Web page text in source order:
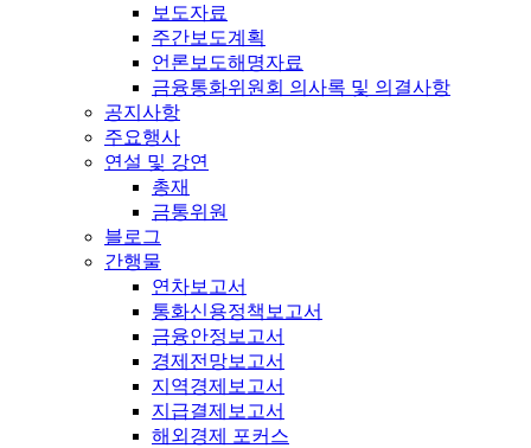
보도자료
주간보도계획
언론보도해명자료
금융통화위원회 의사록 및 의결사항
공지사항
주요행사
연설 및 강연
총재
금통위원
블로그
간행물
연차보고서
통화신용정책보고서
금융안정보고서
경제전망보고서
지역경제보고서
지급결제보고서
해외경제 포커스